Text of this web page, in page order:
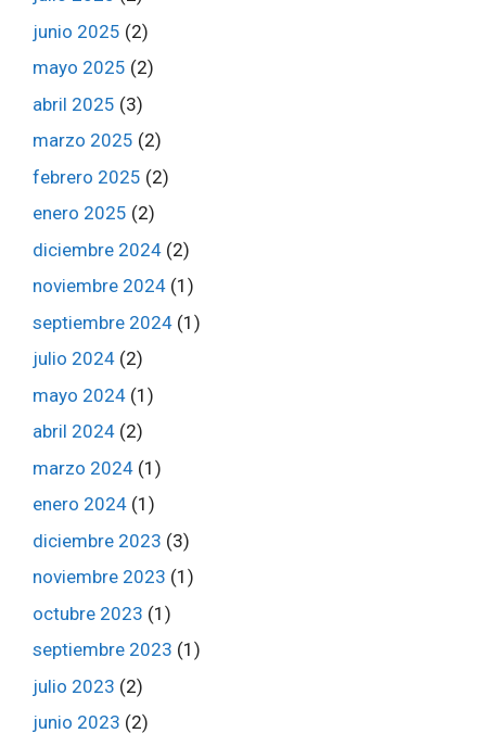
junio 2025 (2)
mayo 2025 (2)
abril 2025 (3)
marzo 2025 (2)
febrero 2025 (2)
enero 2025 (2)
diciembre 2024 (2)
noviembre 2024 (1)
septiembre 2024 (1)
julio 2024 (2)
mayo 2024 (1)
abril 2024 (2)
marzo 2024 (1)
enero 2024 (1)
diciembre 2023 (3)
noviembre 2023 (1)
octubre 2023 (1)
septiembre 2023 (1)
julio 2023 (2)
junio 2023 (2)